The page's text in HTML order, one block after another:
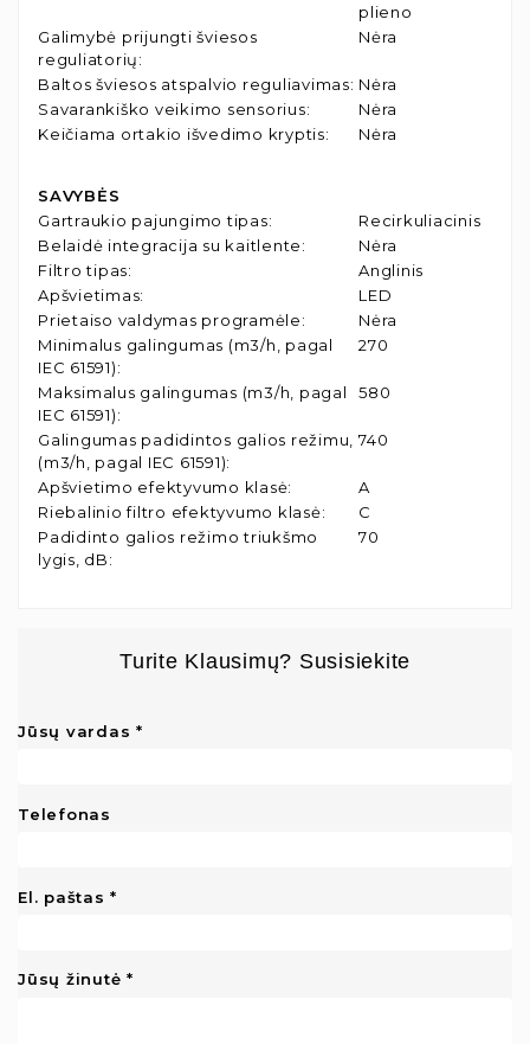
plieno
Galimybė prijungti šviesos
reguliatorių:
Nėra
Baltos šviesos atspalvio reguliavimas: Nėra
Savarankiško veikimo sensorius:
Nėra
Keičiama ortakio išvedimo kryptis: Nėra
SAVYBĖS
Gartraukio pajungimo tipas:
Recirkuliacinis
Belaidė integracija su kaitlente:
Nėra
Filtro tipas:
Anglinis
Apšvietimas:
LED
Prietaiso valdymas programėle:
Nėra
Minimalus galingumas (m3/h, pagal
IEC 61591):
270
Maksimalus galingumas (m3/h, pagal
IEC 61591):
580
Galingumas padidintos galios režimu,
(m3/h, pagal IEC 61591):
740
Apšvietimo efektyvumo klasė:
A
Riebalinio filtro efektyvumo klasė:
C
Padidinto galios režimo triukšmo
lygis, dB:
70
Turite Klausimų? Susisiekite
Jūsų vardas
Telefonas
El. paštas
Jūsų žinutė